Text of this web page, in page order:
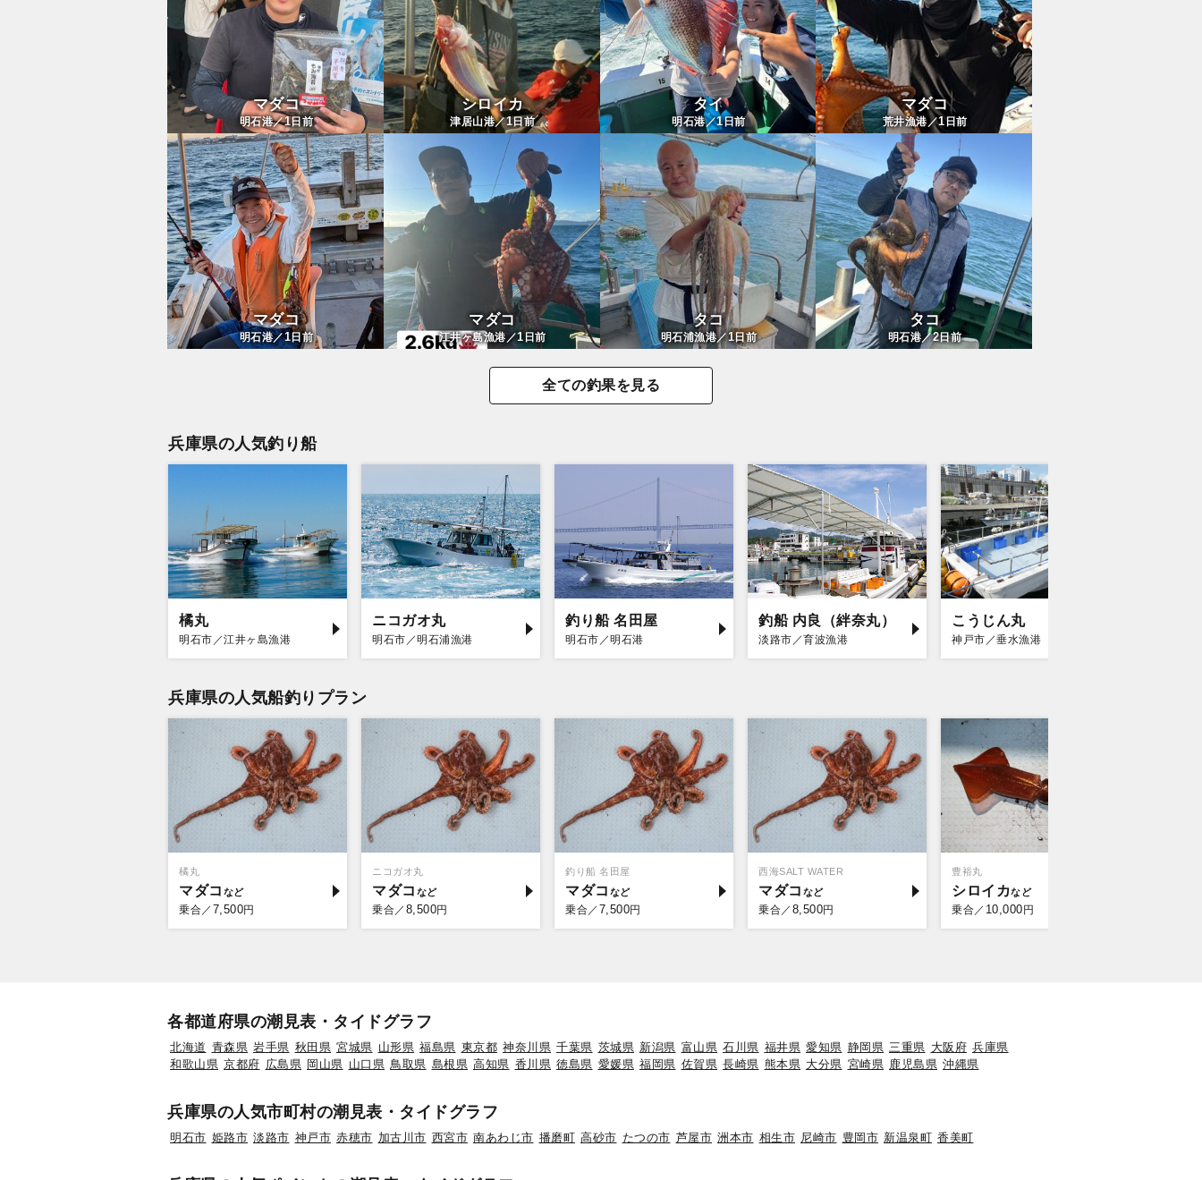
マダコ
明石港／1日前
シロイカ
津居山港／1日前
タイ
明石港／1日前
マダコ
荒井漁港／1日前
マダコ
明石港／1日前
マダコ
江井ヶ島漁港／1 日前
タコ
明石浦漁港／1日前
タコ
明石港／2日前
全ての釣果を見る
兵庫県の人気釣り船
橘丸
明石市／江井ヶ島漁港
ニコガオ丸
明石市／明石浦漁港
釣り船 名田屋
明石市／明石港
釣船 内良（絆奈丸）
淡路市／育波漁港
こうじん丸
神戸市／垂水漁港
兵庫県の人気船釣りプラン
橘丸
マダコ
乗合／ 7,500円
ニコガオ丸
マダコ
乗合／ 8,500円
釣り船 名田屋
マダコ
乗合／ 7,500円
西海SALT WATER
マダコ
乗合／ 8,500円
豊裕丸
シロイカ
乗合／ 10,000 円
各都道府県の潮見表・タイドグラフ
北海道 青森県 岩手県 秋田県 宮城県 山形県 福島県 東京都 神奈川県 千葉県 茨城県 新潟県 富山県 石川県 福井県 愛知県 静岡県 三重県 大阪府 兵庫県
和歌山県 京都府 広島県 岡山県 山口県 鳥取県 島根県 高知県 香川県 徳島県 愛媛県 福岡県 佐賀県 長崎県 熊本県 大分県 宮崎県 鹿児島県 沖縄県
兵庫県の人気市町村の潮見表・タイドグラフ
明石市 姫路市 淡路市 神戸市 赤穂市 加古川市 西宮市 南あわじ市 播磨町 高砂市 たつの市 芦屋市 洲本市 相生市 尼崎市 豊岡市 新温泉町 香美町